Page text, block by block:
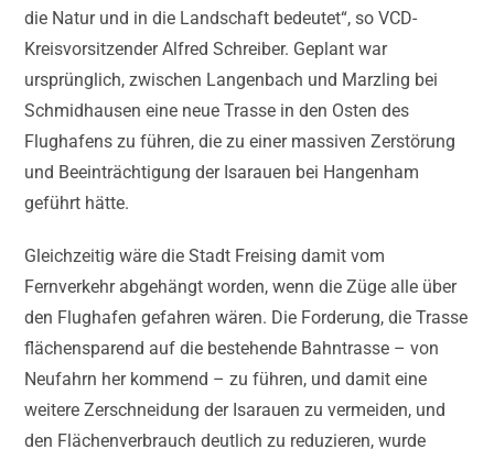
die Natur und in die Landschaft bedeutet“, so VCD-
Kreisvorsitzender Alfred Schreiber. Geplant war
ursprünglich, zwischen Langenbach und Marzling bei
Schmidhausen eine neue Trasse in den Osten des
Flughafens zu führen, die zu einer massiven Zerstörung
und Beeinträchtigung der Isarauen bei Hangenham
geführt hätte.
Gleichzeitig wäre die Stadt Freising damit vom
Fernverkehr abgehängt worden, wenn die Züge alle über
den Flughafen gefahren wären. Die Forderung, die Trasse
flächensparend auf die bestehende Bahntrasse – von
Neufahrn her kommend – zu führen, und damit eine
weitere Zerschneidung der Isarauen zu vermeiden, und
den Flächenverbrauch deutlich zu reduzieren, wurde